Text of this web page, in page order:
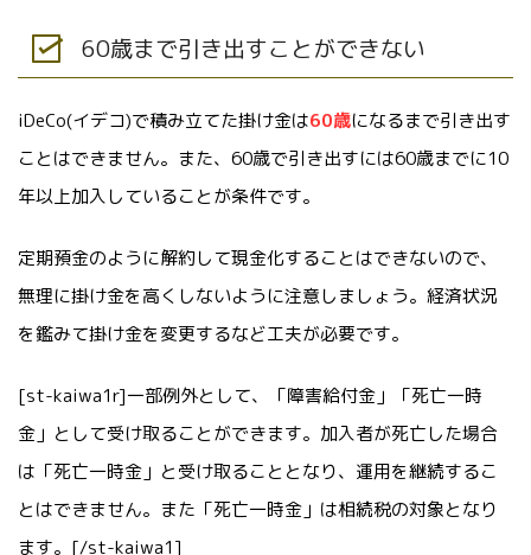
60歳まで引き出すことができない
iDeCo(イデコ)で積み立てた掛け金は60歳になるまで引き出す
ことはできません。また、60歳で引き出すには60歳までに10
年以上加入していることが条件です。
定期預金のように解約して現金化することはできないので、
無理に掛け金を高くしないように注意しましょう。経済状況
を鑑みて掛け金を変更するなど工夫が必要です。
[st-kaiwa1r]一部例外として、「障害給付金」「死亡一時
金」として受け取ることができます。加入者が死亡した場合
は「死亡一時金」と受け取ることとなり、運用を継続するこ
とはできません。また「死亡一時金」は相続税の対象となり
ます。[/st-kaiwa1]